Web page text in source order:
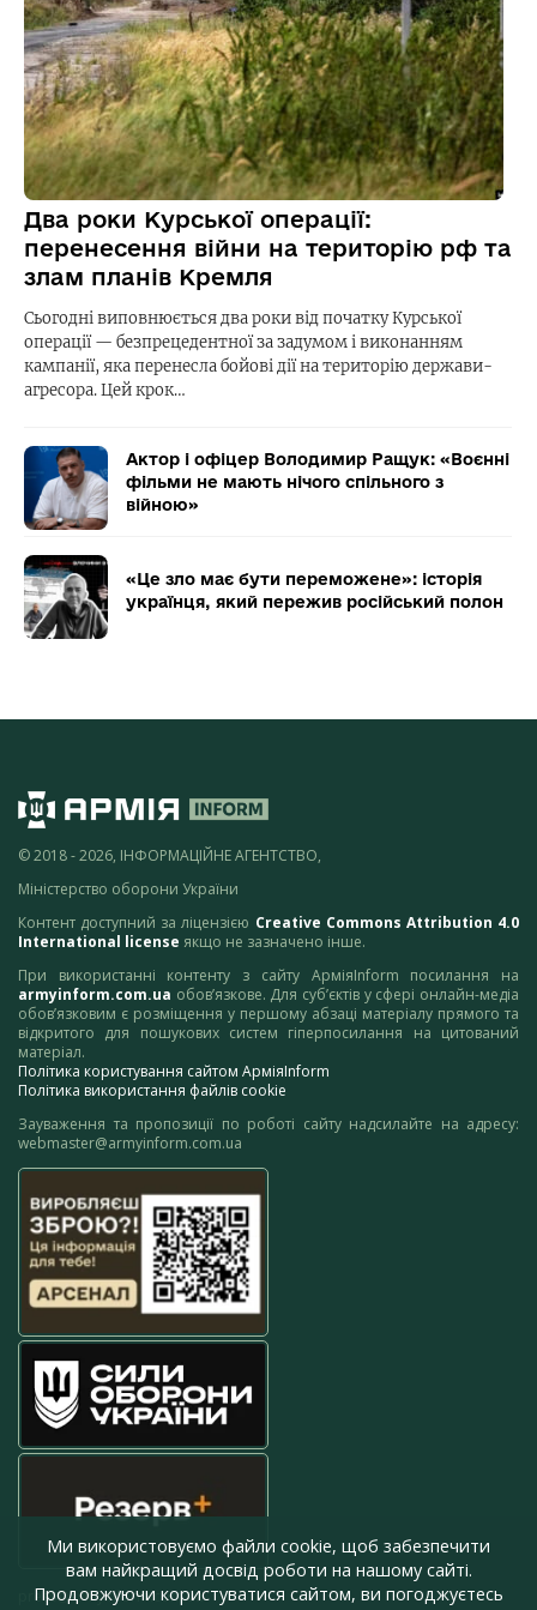
Два роки Курської операції:
перенесення війни на територію рф та
злам планів Кремля
Сьогодні виповнюється два роки від початку Курської
операції — безпрецедентної за задумом і виконанням
кампанії, яка перенесла бойові дії на територію держави-
агресора. Цей крок…
Актор і офіцер Володимир Ращук: «Воєнні
фільми не мають нічого спільного з
війною»
«Це зло має бути переможене»: історія
українця, який пережив російський полон
© 2018 - 2026, ІНФОРМАЦІЙНЕ АГЕНТСТВО,
Міністерство оборони України
Контент доступний за ліцензією Creative Commons Attribution 4.0
International license якщо не зазначено інше.
При використанні контенту з сайту АрміяInform посилання на
armyinform.com.ua обов’язкове. Для суб’єктів у сфері онлайн-медіа
обов’язковим є розміщення у першому абзаці матеріалу прямого та
відкритого для пошукових систем гіперпосилання на цитований
матеріал.
Політика користування сайтом АрміяInform
Політика використання файлів cookie
Зауваження та пропозиції по роботі сайту надсилайте на адресу:
webmaster@armyinform.com.ua
press@armyinform.com.ua
Ми використовуємо файли cookie, щоб забезпечити
вам найкращий досвід роботи на нашому сайті.
Продовжуючи користуватися сайтом, ви погоджуєтесь